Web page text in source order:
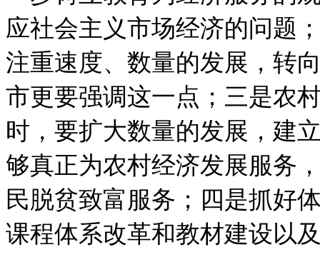
应社会主义市场经济的问题
注重速度、数量的发展，转
市更要强调这一点；三是农
时，要扩大数量的发展，建
够真正为农村经济发展服务
民脱贫致富服务；四是抓好
课程体系改革和教材建设以